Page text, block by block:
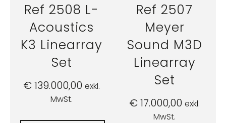
Ref 2508 L-
Acoustics
K3 Linearray
Set
€139.000,00 exkl.
MwSt.
Ref 2507
Meyer
Sound M3D
Linearray
Set
€17.000,00 exkl.
MwSt.